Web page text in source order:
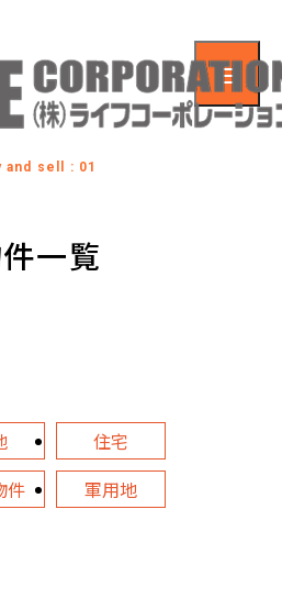
and sell : 01
一覧
住宅
件
軍用地